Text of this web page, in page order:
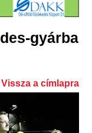
gyárba
Vissza a címlapra